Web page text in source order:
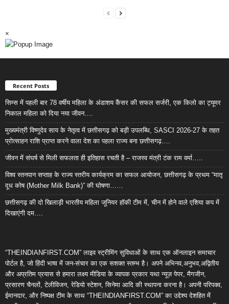
×
Recent Posts
सिम्स में पहली बार 78 वर्षीय महिला के अंडाशय कैंसर की सफल सर्जरी, एक किलो का ट्यूमर
निकाल महिला को दिया नया जीवन….
मुख्यमंत्री विष्णुदेव साय के नेतृत्व में छत्तीसगढ़ को बड़ी उपलब्धि, SASCI 2026-27 के तहत
प्रोत्साहन राशि प्राप्त करने वाला देश का पहला राज्य बना छत्तीसगढ़….
जीवन में संघर्ष से मिली सफलता ही इतिहास रचती है – राजस्व मंत्री टंक राम वर्मा…..
विश्व स्तनपान सप्ताह के राज्य स्तरीय कार्यक्रम का सफल आयोजन, छत्तीसगढ़ के प्रथम “मातृ
दूध कोष (Mother Milk Bank)” की घोषणा……
छत्तीसगढ़ की दो खिलाड़ी भारतीय महिला जूनियर हॉकी टीम में, चीन में होने वाले एशिया कप में
दिखाएंगी दम….
“THEINDIANFIRST.COM” लाइव स्ट्रीमिंग सुविधाओं के साथ एक ऑनलाइन समाचार
पोर्टल है, जो हिंदी भाषा में जन-संचार का एक सशक्त स्तम्भ है। अपने अभिनव,अनुभव,अद्वितीय
और अप्रतिम प्रयास से हमारा लक्ष्य मीडिया के व्यापक प्रकार यथा न्यूज़ पेपर, मैगजीन,
प्रसारण चैनलों, टेलीविजन, रेडियो स्टेशन, सिनेमा आदि की स्थापना करना है। अपनी परिपक्व,
ईमानदार, और निष्पक्ष टीम के साथ “THEINDIANFIRST.COM” का उद्देश्य देशहित में